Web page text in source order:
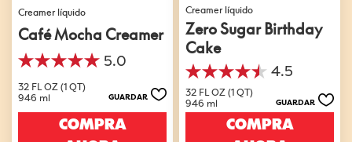
Creamer líquido
Café Mocha Creamer
5.0
5.0
de
5
estrellas.
32 FL OZ (1 QT)
946 ml
GUARDAR
COMPRA
Creamer líquido
Zero Sugar Birthday
Cake
4.5
4.5
de
5
estrellas.
32 FL OZ (1 QT)
946 ml
GUARDAR
COMPRA